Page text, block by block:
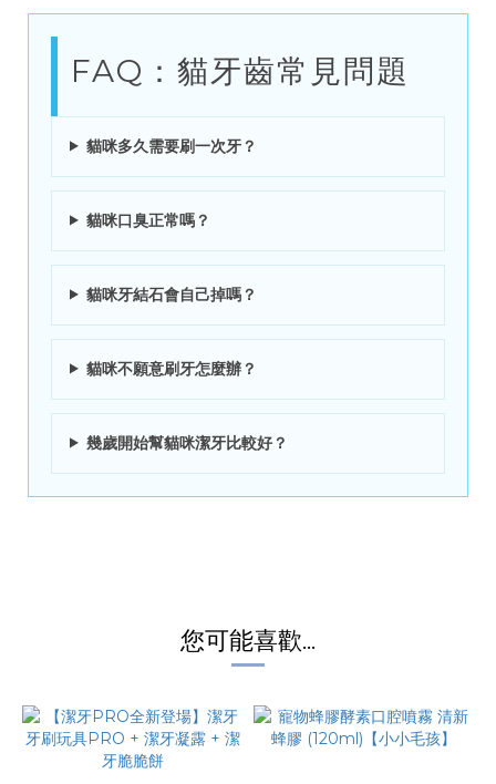
FAQ：貓牙齒常見問題
貓咪多久需要刷一次牙？
貓咪口臭正常嗎？
貓咪牙結石會自己掉嗎？
貓咪不願意刷牙怎麼辦？
幾歲開始幫貓咪潔牙比較好？
您可能喜歡...